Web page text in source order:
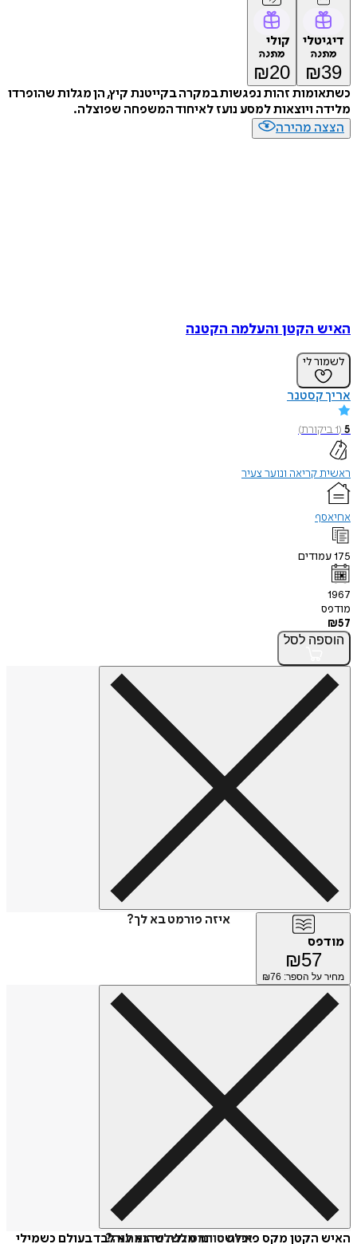
דיגיטלי
מתנה
₪39
קולי
מתנה
₪20
כשתאומות זהות נפגשות במקרה בקייטנת קיץ, הן מגלות שהופרדו
מלידה ויוצאות למסע נועז לאיחוד המשפחה שפוצלה.
הצצה מהירה
האיש הקטן והעלמה הקטנה
לשמור לי
אריך קסטנר
5
(
1ביקורת)
ראשית קריאה ונוער צעיר
אחיאסף
175עמודים
1967
מודפס
₪57
הוספה לסל
איזה פורמט בא לך?
מודפס
₪57
מחיר על הספר: ₪ 76
איזה פורמט לשלוח כמתנה?
האיש הקטן מקס פיכלשטיינר מגלה שהוא לא לבד בעולם כשמילי